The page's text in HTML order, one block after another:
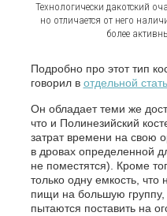
Технологически дакотский
но отличается от него
более
Подробно про этот тип
говорил в отдельной
Он обладает теми же
что и Полинезийский
затрат времени на свою
в дровах определенной
не поместятся). Кроме
только одну емкость, что
пищи на большую группу,
пытаются поставить на